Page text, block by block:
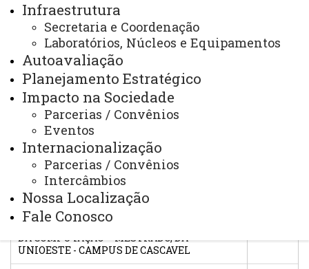
Infraestrutura
Secretaria e Coordenação
Laboratórios, Núcleos e Equipamentos
Autoavaliação
Planejamento Estratégico
Impacto na Sociedade
Parcerias / Convênios
Eventos
Internacionalização
Parcerias / Convênios
Intercâmbios
Nossa Localização
Fale Conosco
DE ESTUDOS DO PPGComp – MESTRADO
2026, DA UNIOESTE – CAMPUS DE CASCAVEL
E CONVOCAÇÃO DOS CANDIDATOS DE
ACORDO COM A DISPONIBILIDADE DE
BOLSAS PARA O MÊS DE MAIO DE 2026
EDITAL 12/2026 PPGComp RESULTADO DA
CLASSIFICAÇÃO DOS CANDIDATOS A BOLSA
DE ESTUDOS DO MESTRADO EM CIÊNCIA DA
COMPUTAÇÃO 2026, DA UNIOESTE – E
CONVOCAÇÃO DOS CANDIDATOS DE ACORDO
COM A DISPONIBILDIADE DE BOLSAS PARA O
MÊS DE ABRIL DE 2026
EDITAL 11/2026 PPGComp INSCRIÇÃO DE
ALUNOS REGULARES INTERESSADOS EM
CONCORRER A BOLSA DE ESTUDOS 2026 DO
PROGRAMA DE PÓS-GRADUAÇÃO EM CIÊNCIA
DA COMPUTAÇÃO – MESTRADO, DA
UNIOESTE - CAMPUS DE CASCAVEL